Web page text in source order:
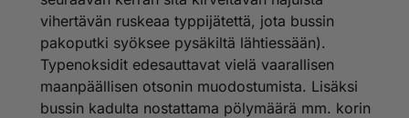
vihertävän ruskeaa typpijätettä, jota bussin
pakoputki syöksee pysäkiltä lähtiessään).
Typenoksidit edesauttavat vielä vaarallisen
maanpäällisen otsonin muodostumista. Lisäksi
bussin kadulta nostattama pölymäärä mm. korin